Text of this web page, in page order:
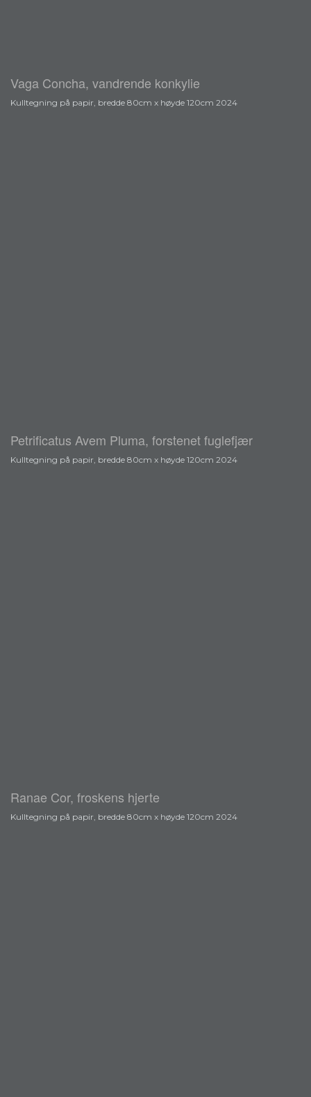
Vaga Concha, vandrende konkylie
Kulltegning på papir, bredde 80cm x høyde 120cm 2024
Petrificatus Avem Pluma, forstenet fuglefjær
Kulltegning på papir, bredde 80cm x høyde 120cm 2024
Ranae Cor, froskens hjerte
Kulltegning på papir, bredde 80cm x høyde 120cm 2024